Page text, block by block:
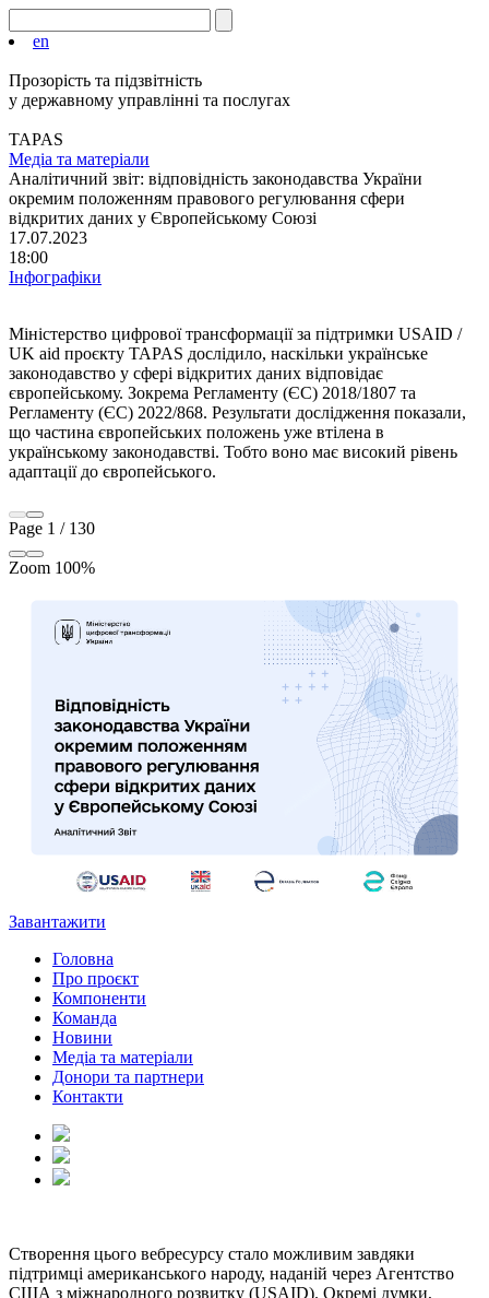
en
Прозорість та підзвітність
у державному управлінні та послугах
TAPAS
Медіа та матеріали
Аналітичний звіт: відповідність законодавства України
окремим положенням правового регулювання сфери
відкритих даних у Європейському Союзі
17.07.2023
18:00
Інфографіки
Міністерство цифрової трансформації за підтримки USAID /
UK aid проєкту TAPAS дослідило, наскільки українське
законодавство у сфері відкритих даних відповідає
європейському. Зокрема Регламенту (ЄС) 2018/1807 та
Регламенту (ЄС) 2022/868. Результати дослідження показали,
що частина європейських положень уже втілена в
українському законодавстві. Тобто воно має високий рівень
адаптації до європейського.
Page 1 / 130
Zoom 100%
Завантажити
Головна
Про проєкт
Компоненти
Команда
Новини
Медіа та матеріали
Донори та партнери
Контакти
Створення цього вебресурсу стало можливим завдяки
підтримці американського народу, наданій через Агентство
США з міжнародного розвитку (USAID). Окремі думки,